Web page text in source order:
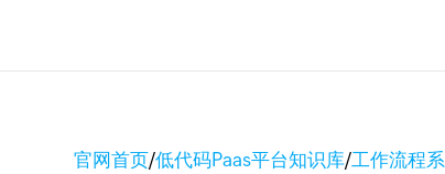
官网首页/低代码Paas平台知识库/工作流程